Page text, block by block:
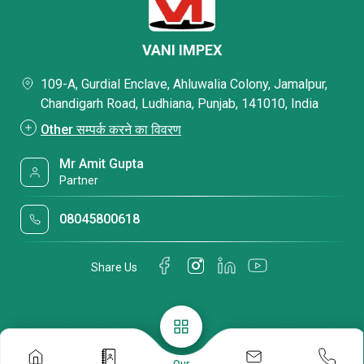
VANI IMPEX
109-A, Gurdial Enclave, Ahluwalia Colony, Jamalpur,
Chandigarh Road, Ludhiana, Punjab, 141010, India
Other सम्पर्क करने का विवरण
Mr Amit Gupta
Partner
08045800618
Share Us